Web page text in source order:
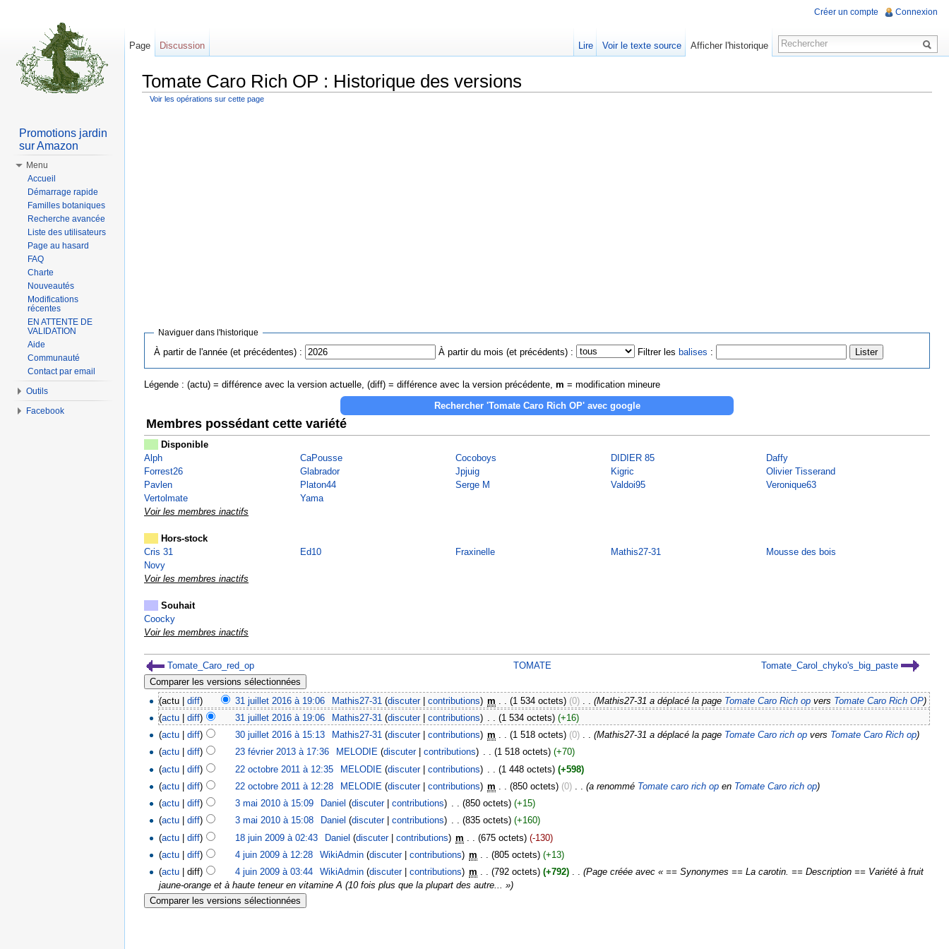
Tomate Caro Rich OP : Historique des versions
Voir les opérations sur cette page
Naviguer dans l'historique
À partir de l'année (et précédentes) : À partir du mois (et précédents) : Filtrer les balises :
Légende : (actu) = différence avec la version actuelle, (diff) = différence avec la version précédente, m = modification mineure
Membres possédant cette variété
Disponible
Alph
CaPousse Cocoboys DIDIER 85
Daffy
Forrest26
Glabrador Jpjuig Kigric
Olivier Tisserand
Pavlen
Platon44 Serge M Valdoi95
Veronique63
Vertolmate
Yama
Voir les membres inactifs
Hors-stock
Cris 31
Ed10 Fraxinelle Mathis27-31
Mousse des bois
Novy
Voir les membres inactifs
Souhait
Coocky
Voir les membres inactifs
Tomate_Caro_red_op TOMATE Tomate_Carol_chyko's_big_paste
(actu |diff) 31 juillet 2016 à 19:06 Mathis27-31 (discuter| contributions) ‎m (1 534 octets) (0) (Mathis27-31 a déplacé la page Tomate Caro Rich op vers Tomate Caro Rich OP)
(actu |diff) 31 juillet 2016 à 19:06 Mathis27-31 (discuter| contributions) (1 534 octets) (+16)
(actu |diff) 30 juillet 2016 à 15:13 Mathis27-31 (discuter| contributions) ‎m . . (1 518 octets) (0) . . (Mathis27-31 a déplacé la page Tomate Caro rich op vers Tomate Caro Rich op)
(actu |diff) 23 février 2013 à 17:36 MELODIE (discuter| contributions) . . (1 518 octets) (+70)
(actu |diff) 22 octobre 2011 à 12:35 MELODIE (discuter| contributions) (1 448 octets) (+598)
(actu |diff) 22 octobre 2011 à 12:28 MELODIE (discuter| contributions) ‎m (850 octets) (0) (a renommé Tomate caro rich op en Tomate Caro rich op)
(actu |diff) 3 mai 2010 à 15:09 Daniel (discuter| contributions) . . (850 octets) (+15)
(actu |diff) 3 mai 2010 à 15:08 Daniel (discuter| contributions) . . (835 octets) (+160)
(actu |diff) 18 juin 2009 à 02:43 Daniel (discuter| contributions) ‎m (675 octets) (-130)
(actu |diff) 4 juin 2009 à 12:28 WikiAdmin (discuter| contributions) ‎m (805 octets) (+13)
(actu | diff) 4 juin 2009 à 03:44 WikiAdmin (discuter| contributions) ‎m . . (792 octets) (+792) . . (Page créée avec « == Synonymes == La carotin. == Description == Variété à fruit
jaune-orange et à haute teneur en vitamine A (10 fois plus que la plupart des autre... »)
Créer un compte Connexion
Page Discussion Lire Voir le texte source Afficher l'historique
Promotions jardin
sur Amazon
Menu
Accueil
Démarrage rapide
Familles botaniques
Recherche avancée
Liste des utilisateurs
Page au hasard
FAQ
Charte
Nouveautés
Modifications
récentes
EN ATTENTE DE
VALIDATION
Aide
Communauté
Contact par email
Outils
Facebook